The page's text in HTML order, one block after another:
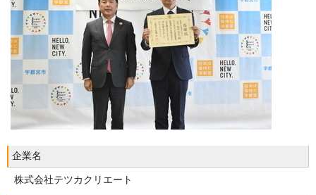
企業名
株式会社テツカクリエート